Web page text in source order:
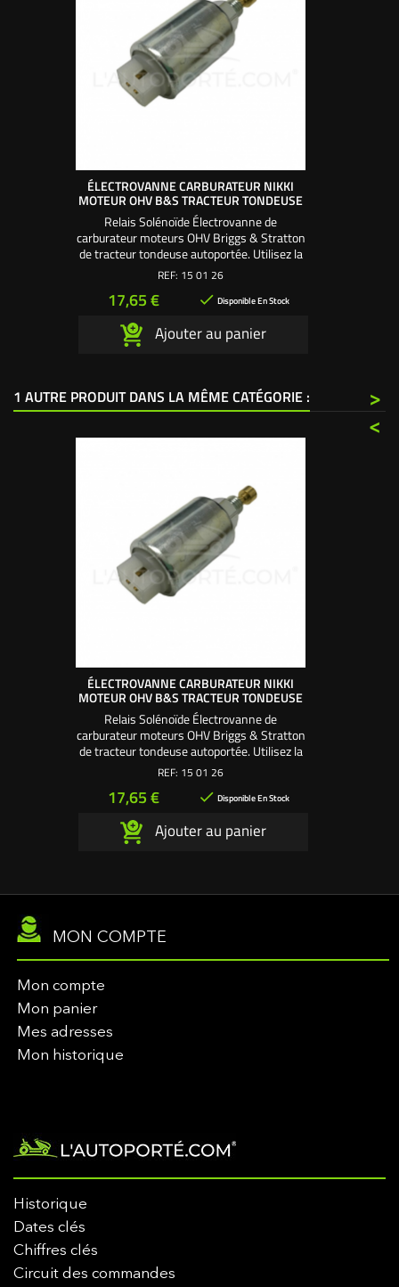
ÉLECTROVANNE CARBURATEUR NIKKI
MOTEUR OHV B&S TRACTEUR TONDEUSE
Relais Solénoïde Électrovanne de
carburateur moteurs OHV Briggs & Stratton
de tracteur tondeuse autoportée. Utilisez la
rondelle d'étanchéité 150116 pour visser
REF: 15 01 26
Prix
17,65 €  Disponible En Stock
Ajouter au panier
1 AUTRE PRODUIT DANS LA MÊME CATÉGORIE :
>
<
ÉLECTROVANNE CARBURATEUR NIKKI
MOTEUR OHV B&S TRACTEUR TONDEUSE
Relais Solénoïde Électrovanne de
carburateur moteurs OHV Briggs & Stratton
de tracteur tondeuse autoportée. Utilisez la
rondelle d'étanchéité 150116 pour visser
REF: 15 01 26
Prix
17,65 €  Disponible En Stock
Ajouter au panier
MON COMPTE
Mon compte
Mon panier
Mes adresses
Mon historique
Historique
Dates clés
Chiffres clés
Circuit des commandes